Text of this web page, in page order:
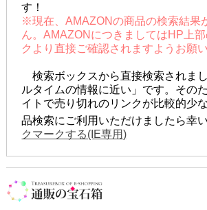
す！
※現在、AMAZONの商品の検索結果
ん。AMAZONにつきましてはHP上
クより直接ご確認されますようお願
検索ボックスから直接検索されま
ルタイムの情報に近い」です。その
イトで売り切れのリンクが比較的少
品検索にご利用いただけましたら幸
クマークする(IE専用)